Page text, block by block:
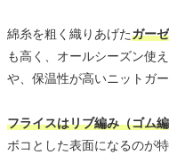
綿糸を粗く織りあげたガー
も高く、オールシーズン使
や、保温性が高いニットガ
フライスはリブ編み（ゴム
ボコとした表面になるのが